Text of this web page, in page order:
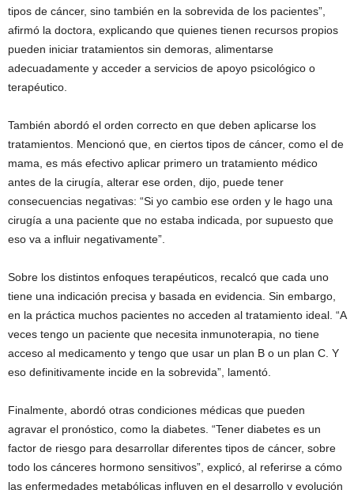
tipos de cáncer, sino también en la sobrevida de los pacientes”,
afirmó la doctora, explicando que quienes tienen recursos propios
pueden iniciar tratamientos sin demoras, alimentarse
adecuadamente y acceder a servicios de apoyo psicológico o
terapéutico.
También abordó el orden correcto en que deben aplicarse los
tratamientos. Mencionó que, en ciertos tipos de cáncer, como el de
mama, es más efectivo aplicar primero un tratamiento médico
antes de la cirugía, alterar ese orden, dijo, puede tener
consecuencias negativas: “Si yo cambio ese orden y le hago una
cirugía a una paciente que no estaba indicada, por supuesto que
eso va a influir negativamente”.
Sobre los distintos enfoques terapéuticos, recalcó que cada uno
tiene una indicación precisa y basada en evidencia. Sin embargo,
en la práctica muchos pacientes no acceden al tratamiento ideal. “A
veces tengo un paciente que necesita inmunoterapia, no tiene
acceso al medicamento y tengo que usar un plan B o un plan C. Y
eso definitivamente incide en la sobrevida”, lamentó.
Finalmente, abordó otras condiciones médicas que pueden
agravar el pronóstico, como la diabetes. “Tener diabetes es un
factor de riesgo para desarrollar diferentes tipos de cáncer, sobre
todo los cánceres hormono sensitivos”, explicó, al referirse a cómo
las enfermedades metabólicas influyen en el desarrollo y evolución